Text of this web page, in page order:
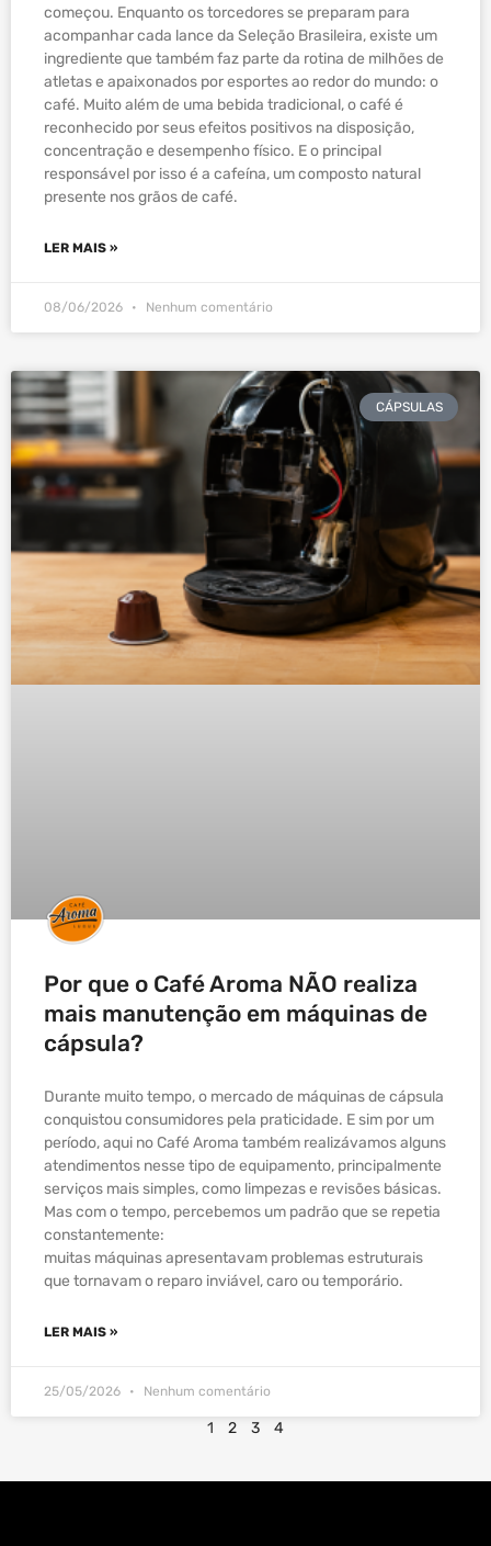
começou. Enquanto os torcedores se preparam para
acompanhar cada lance da Seleção Brasileira, existe um
ingrediente que também faz parte da rotina de milhões de
atletas e apaixonados por esportes ao redor do mundo: o
café. Muito além de uma bebida tradicional, o café é
reconhecido por seus efeitos positivos na disposição,
concentração e desempenho físico. E o principal
responsável por isso é a cafeína, um composto natural
presente nos grãos de café.
LER MAIS »
08/06/2026 Nenhum comentário
CÁPSULAS
Por que o Café Aroma NÃO realiza
mais manutenção em máquinas de
cápsula?
Durante muito tempo, o mercado de máquinas de cápsula
conquistou consumidores pela praticidade. E sim por um
período, aqui no Café Aroma também realizávamos alguns
atendimentos nesse tipo de equipamento, principalmente
serviços mais simples, como limpezas e revisões básicas.
Mas com o tempo, percebemos um padrão que se repetia
constantemente:
muitas máquinas apresentavam problemas estruturais
que tornavam o reparo inviável, caro ou temporário.
LER MAIS »
25/05/2026 Nenhum comentário
1 2 3 4